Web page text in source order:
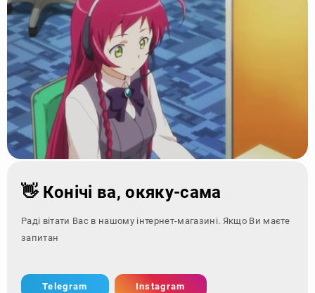
👋 Конічі ва, окяку-сама
Раді вітати Вас в нашому інтернет-магазині. Якщо Ви маєте
запитання - зверні
Telegram Instagram